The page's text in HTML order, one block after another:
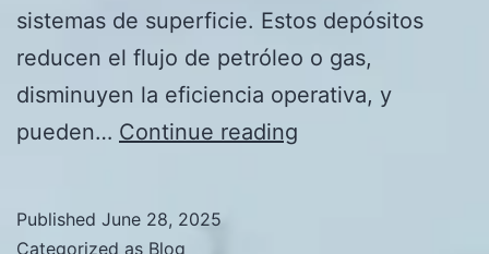
sistemas de superficie. Estos depósitos
reducen el flujo de petróleo o gas,
disminuyen la eficiencia operativa, y
pueden… Continue reading
Published June 28, 2025
Categorized as Blog